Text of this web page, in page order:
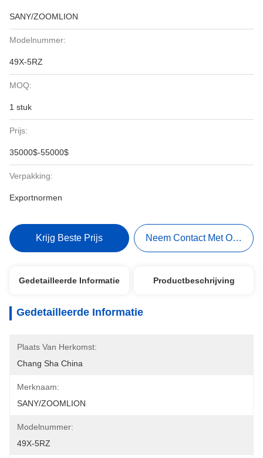
SANY/ZOOMLION
Modelnummer:
49X-5RZ
MOQ:
1 stuk
Prijs:
35000$-55000$
Verpakking:
Exportnormen
Krijg Beste Prijs Neem Contact Met Ons Op
Gedetailleerde Informatie Productbeschrijving
Gedetailleerde Informatie
Plaats Van Herkomst:
Chang Sha China
Merknaam:
SANY/ZOOMLION
Modelnummer:
49X-5RZ